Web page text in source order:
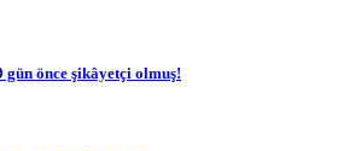
gün önce şikâyetçi olmuş!